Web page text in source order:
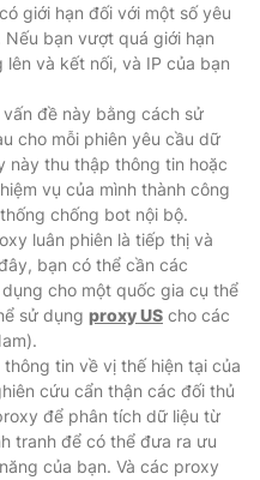
có giới hạn đối với một số yêu
bạn vượt quá giới hạn
và kết nối, và IP của bạn
đề này bằng cách sử
cho mỗi phiên yêu cầu dữ
này thu thập thông tin hoặc
vụ của mình thành công
chống bot nội bộ.
luân phiên là tiếp thị và
bạn có thể cần các
cho một quốc gia cụ thể
sử dụng proxy US cho các
tin về vị thế hiện tại của
cứu cẩn thận các đối thủ
để phân tích dữ liệu từ
tranh để có thể đưa ra ưu
của bạn. Và các proxy